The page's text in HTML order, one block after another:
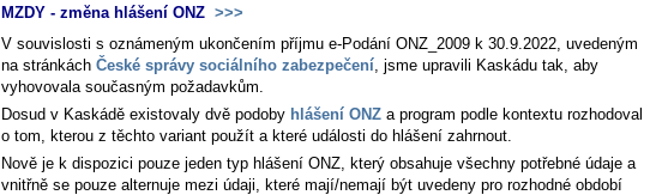
MZDY - změna hlášení ONZ >>>
V souvislosti s oznámeným ukončením příjmu e-Podání ONZ_2009 k 30.9.2022, uvedeným
na stránkách České správy sociálního zabezpečení , jsme upravili Kaskádu tak, aby
vyhovovala současným požadavkům.
Dosud v Kaskádě existovaly dvě podoby hlášení ONZ a program podle kontextu rozhodoval
o tom, kterou z těchto variant použít a které události do hlášení zahrnout.
Nově je k dispozici pouze jeden typ hlášení ONZ, který obsahuje všechny potřebné údaje a
vnitřně se pouze alternuje mezi údaji, které mají/nemají být uvedeny pro rozhodné období